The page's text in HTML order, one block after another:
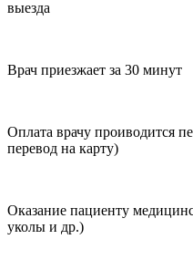
выезда
Врач приезжает за 30 минут
Оплата врачу проиводится
перевод на карту)
Оказание пациенту
уколы и др.)